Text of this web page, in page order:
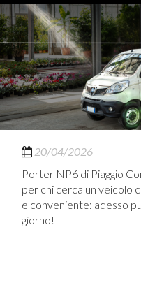
20/04/2026
Porter NP6 di Piaggio
per chi cerca un veicolo
e conveniente: adesso
giorno!